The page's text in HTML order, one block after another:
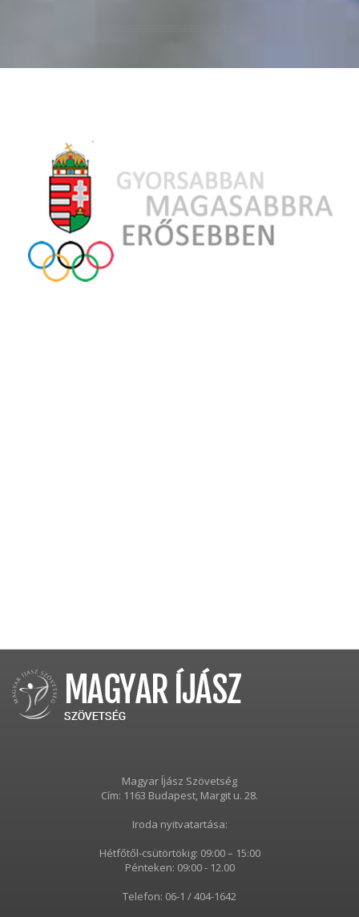
Magyar Íjász Szövetség
Cím: 1163 Budapest, Margit u. 28.
Iroda nyitvatartása:
Hétfőtől-csütörtökig: 09:00 – 15:00
Pénteken: 09:00 - 12.00
Telefon: 06-1 / 404-1642